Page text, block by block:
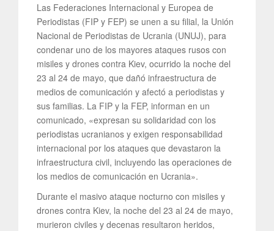
Las Federaciones Internacional y Europea de
Periodistas (FIP y FEP) se unen a su filial, la Unión
Nacional de Periodistas de Ucrania (UNUJ), para
condenar uno de los mayores ataques rusos con
misiles y drones contra Kiev, ocurrido la noche del
23 al 24 de mayo, que dañó infraestructura de
medios de comunicación y afectó a periodistas y
sus familias. La FIP y la FEP, informan en un
comunicado, «expresan su solidaridad con los
periodistas ucranianos y exigen responsabilidad
internacional por los ataques que devastaron la
infraestructura civil, incluyendo las operaciones de
los medios de comunicación en Ucrania».
Durante el masivo ataque nocturno con misiles y
drones contra Kiev, la noche del 23 al 24 de mayo,
murieron civiles y decenas resultaron heridos,